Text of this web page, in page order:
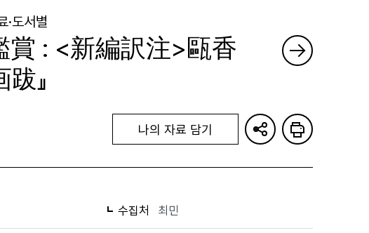
·도서별
賞 : <新編訳注>甌香
』
나의 자료 담기
수집처 최민